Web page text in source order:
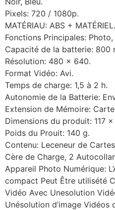
Pixels: 720 / 1080p.
MATÉRIAU: ABS + MATÉRIEL.
Fonctions Principales:
Capacité de la batterie: 800
Résolution: 480 x 640.
Format Vidéo: Avi.
Temps de charge: 1,5 à 2 h.
Autonomie de la Batterie:
Extension de Mémoire:
Dimensions du produit: 117
Poids du Prouit: 140 g.
Contenu: Leceneur de
Cère de Charge, 2
Appareil Photo Numérique:
compact Peut Être utilisété
Vidéo Avec Unesolution
Unésolution d’image Vidéos